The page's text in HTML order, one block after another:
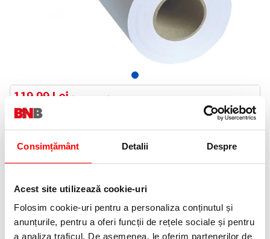
Consimțământ Detalii Despre
Acest site utilizează cookie-uri
Folosim cookie-uri pentru a personaliza conținutul și
anunțurile, pentru a oferi funcții de rețele sociale și pentru
a analiza traficul. De asemenea, le oferim partenerilor de
119,99 Lei (pret cu TVA)
In stoc
120 puncte de fidelitate
Bucati:
Cod produs:841/50
Informatii livrare
Telefon: